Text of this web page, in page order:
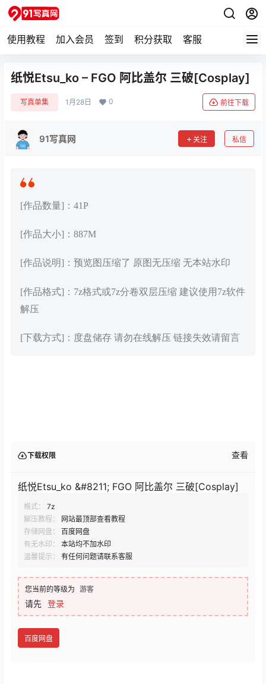
使用教程 加入会员 签到 积分获取 客服
纸悦Etsu_ko – FGO 阿比盖尔 三破[Cosplay]
写真单集 1月28日 0 前往下载
91写真网 关注 私信
[作品数量]：41P
[作品大小]：887M
[作品说明]：预览图压缩了 原图无压缩 无本站水印
[作品格式]：7z格式或7z分卷双层压缩 建议使用7z软件
解压
[下载方式]：度盘储存 请勿在线解压 链接失效请留言
下载权限 查看
纸悦Etsu_ko &#8211; FGO 阿比盖尔 三破[Cosplay]
格式：
7z
解压教程：
网站最顶部查看教程
存储网盘：
百度网盘
有无水印：
本站均不加水印
温馨提示：
有任何问题请联系客服
您当前的等级为 游客
请先 登录
百度网盘